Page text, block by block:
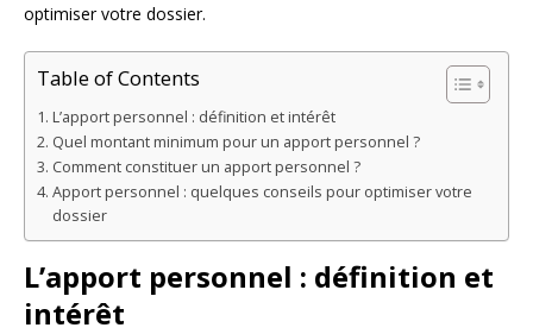
optimiser votre dossier.
Table of Contents
L’apport personnel : définition et intérêt
Quel montant minimum pour un apport personnel ?
Comment constituer un apport personnel ?
Apport personnel : quelques conseils pour optimiser votre
dossier
L’apport personnel : définition et
intérêt